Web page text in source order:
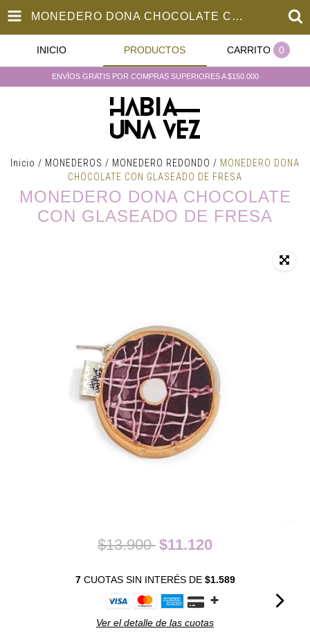
MONEDERO DONA CHOCOLATE CON GLASEADO DE FRESA
INICIO PRODUCTOS CARRITO 0
ENVÏOS GRATIS POR COMPRAS SUPERIORES A $150.000
Inicio / MONEDEROS / MONEDERO REDONDO / MONEDERO DONA
CHOCOLATE CON GLASEADO DE FRESA
MONEDERO DONA CHOCOLATE
CON GLASEADO DE FRESA
$13.900 $11.120
7CUOTAS SIN INTERÉS DE $1.589
Ver el detalle de las cuotas